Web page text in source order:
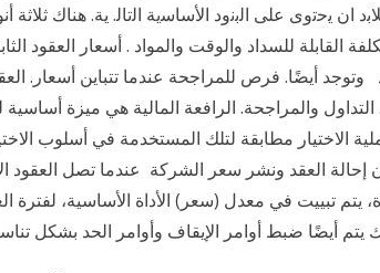
ان ﻳﺣﺗوى ﻋﻠﻰ اﻟﺑﻧود اﻷﺳﺎﺳﻳﺔ اﻟﺗﺎﻟ. ﻳﺔ. هناك ثلاثة
القابلة للسداد والوقت والمواد . أسعار العقود
أيضًا. فرص للمراجحة عندما تتباين أسعار.
التداول والمراجحة. الرافعة المالية هي ميزة
الاختيار مطابقة لتلك المستخدمة في أسلوب
إحالة العقد ونشر سعر الشركة عندما تصل العقود
يتم تبييت في معدل (سعر) الأداة الأساسية، لفترة
أيضًا ضبط أوامر الإيقاف وأوامر الحد بشكل